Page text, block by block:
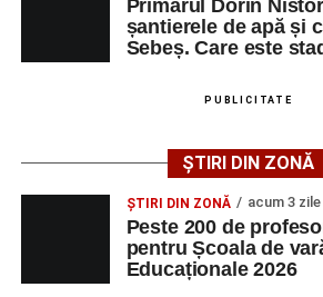
Mai jos puteți consulta lista
muncă disponibile în comuna
AGENT OCUPAŢIA
NR.
Technology Srl
OPERATOR LA
MASINI-UNELTE
1
Primarul Dorin
șantierele de apă și
Sebeș. Care este
PUBLICITATE
ȘTIRI DIN ZONĂ
ȘTIRI DIN ZONĂ acum 3 zile
Peste 200 de
pentru Școala de
Educaționale 2026